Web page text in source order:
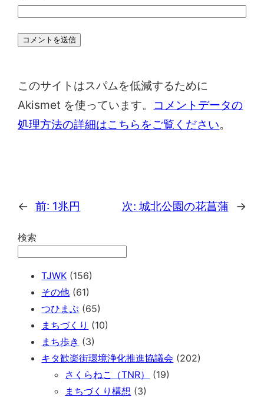
このサイトはスパムを低減するために
Akismet を使っています。
コメントデータの
処理方法の詳細はこちらをご覧ください。
← 前: 1兆円 次: 城北公園の花菖蒲 →
検索
TJWK (156)
その他 (61)
つひまぶ (65)
まちづくり (10)
まち歩き (3)
キタ歓楽街環境浄化推進協議会 (202)
さくらねこ（TNR）
(19)
まちづくり構想 (3)